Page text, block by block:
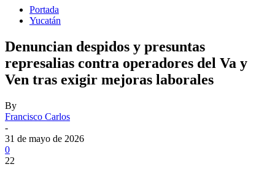
Portada
Yucatán
Denuncian despidos y presuntas
represalias contra operadores del Va y
Ven tras exigir mejoras laborales
By
Francisco Carlos
-
31 de mayo de 2026
0
22